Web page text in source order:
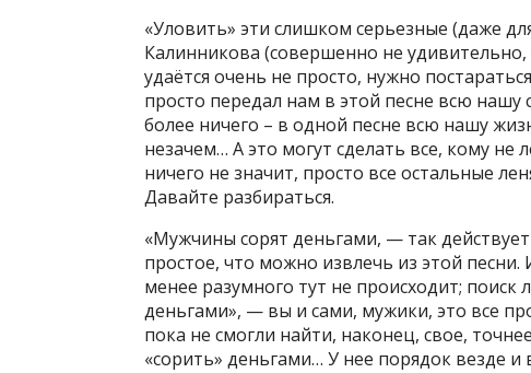
«Уловить» эти слишком серьезные (даже
Калинникова (совершенно не
удаётся очень не просто, нужно
просто передал нам в этой песне всю
более ничего – в одной песне всю нашу
незачем… А это могут сделать все, кому не
ничего не значит, просто все остальные
Давайте разбираться.
«Мужчины сорят деньгами, — так
простое, что можно извлечь из этой
менее разумного тут не происходит; поиск
деньгами», — вы и сами, мужики, это все
пока не смогли найти, наконец, свое,
«сорить» деньгами… У нее порядок везде